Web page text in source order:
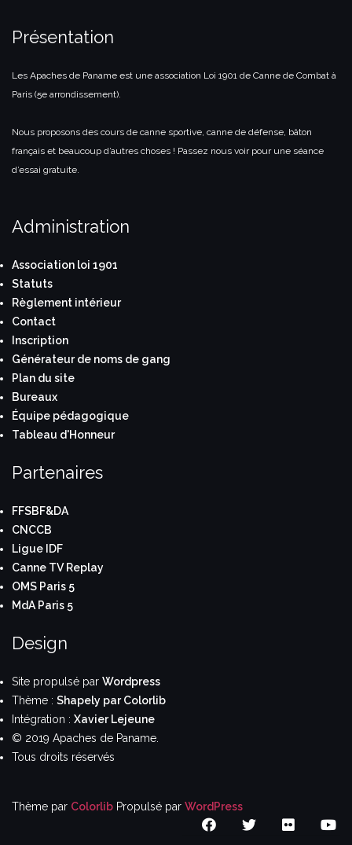
Présentation
Les Apaches de Paname est une association Loi 1901 de Canne de Combat à
Paris (5e arrondissement).
Nous proposons des cours de canne sportive, canne de défense, bâton
français et beaucoup d’autres choses ! Passez nous voir pour une séance
d’essai gratuite.
Administration
Association loi 1901
Statuts
Règlement intérieur
Contact
Inscription
Générateur de noms de gang
Plan du site
Bureaux
Équipe pédagogique
Tableau d'Honneur
Partenaires
FFSBF&DA
CNCCB
Ligue IDF
Canne TV Replay
OMS Paris 5
MdA Paris 5
Design
Site propulsé par Wordpress
Thème : Shapely par Colorlib
Intégration : Xavier Lejeune
© 2019 Apaches de Paname.
Tous droits réservés
Thème par Colorlib Propulsé par WordPress